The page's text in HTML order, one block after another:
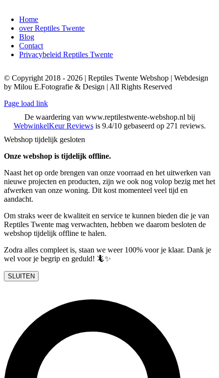
Home
over Reptiles Twente
Blog
Contact
Privacybeleid Reptiles Twente
© Copyright 2018 - 2026 | Reptiles Twente Webshop | Webdesign
by Milou E.Fotografie & Design | All Rights Reserved
Page load link
De waardering van www.reptilestwente-webshop.nl bij
WebwinkelKeur Reviewsis 9.4/10 gebaseerd op 271 reviews.
Webshop tijdelijk gesloten
Onze webshop is tijdelijk offline.
Naast het op orde brengen van onze voorraad en het uitwerken van
nieuwe projecten en producten, zijn we ook nog volop bezig met het
afwerken van onze woning. Dit kost momenteel veel tijd en
aandacht.
Om straks weer de kwaliteit en service te kunnen bieden die je van
Reptiles Twente mag verwachten, hebben we daarom besloten de
webshop tijdelijk offline te halen.
Zodra alles compleet is, staan we weer 100% voor je klaar. Dank je
wel voor je begrip en geduld! 🦎✨
SLUITEN